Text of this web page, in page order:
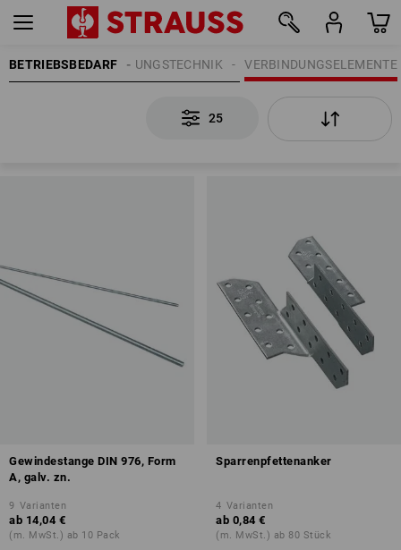
BETRIEBSBEDARF VERBINDUNGSELEMENTE
BEFESTIGUNGSTECHNIK
25
Gewindestange DIN 976, Form
A, galv. zn.
9 Varianten
ab 14,04 €
(m. MwSt.) ab 10 Pack
Sparrenpfettenanker
4 Varianten
ab 0,84 €
(m. MwSt.) ab 80 Stück